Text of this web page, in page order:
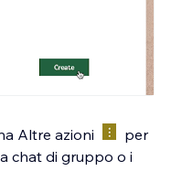
Altre azioni
per
chat di gruppo o i